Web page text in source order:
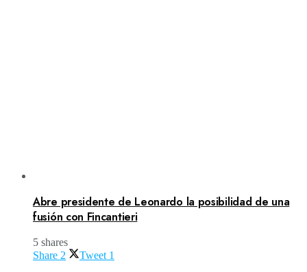
Abre presidente de Leonardo la posibilidad de una
fusión con Fincantieri
5 shares
Share 2 Tweet 1